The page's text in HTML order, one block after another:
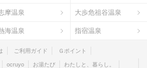
摩温泉 大歩危祖谷温泉
海温泉 指宿温泉
ご利用ガイド Ｇポイント
ocruyo お湯たび
わたしと、暮らし。